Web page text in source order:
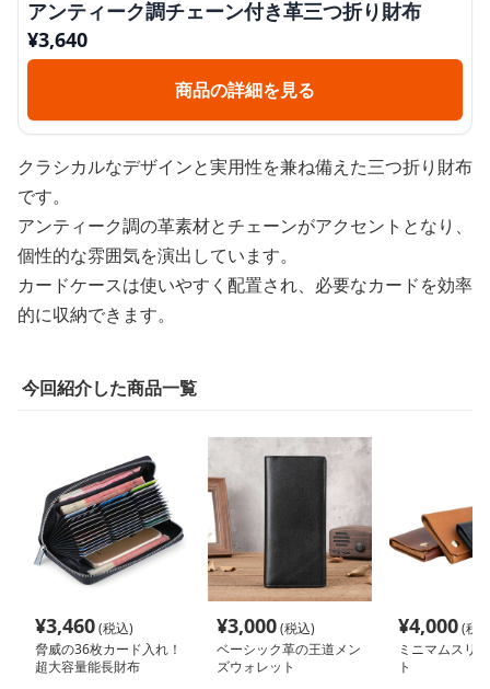
アンティーク調チェーン付き革三つ折り財布
¥3,640
商品の詳細を見る
クラシカルなデザインと実用性を兼ね備えた三つ折り財布
です。
アンティーク調の革素材とチェーンがアクセントとなり、
個性的な雰囲気を演出しています。
カードケースは使いやすく配置され、必要なカードを効率
的に収納できます。
今回紹介した商品一覧
¥3,460(税込)
脅威の36枚カード入れ！
超大容量能長財布
¥3,000(税込)
ベーシック革の王道メン
ズウォレット
¥4,000(税
ミニマムスリ
ト